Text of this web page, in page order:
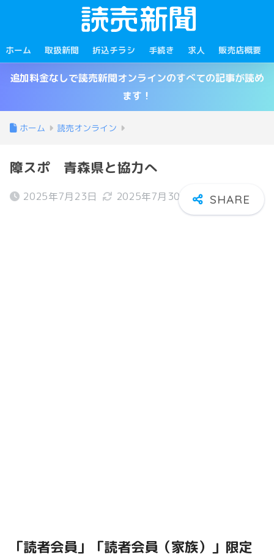
ホーム 取扱新聞 折込チラシ 手続き 求人 販売店概要
追加料金なしで読売新聞オンラインのすべての記事が読め
ます！
ホーム 読売オンライン
障スポ 青森県と協力へ
2025年7月23日 2025年7月30日
「読者会員」「読者会員（家族）」限定